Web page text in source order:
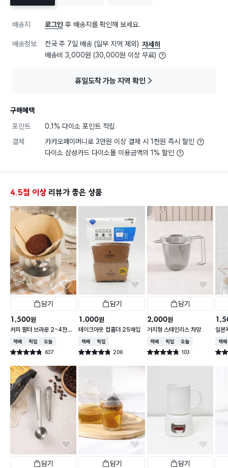
배송지 로그인 후 배송지를 확인해 보세요.
배송정보 전국 주 7일 배송 (일부 지역 제외) 자세히
배송비 3,000원 (30,000원 이상 무료)
휴일도착 가능 지역 확인
구매혜택
포인트
0.1% 다이소 포인트 적립
결제
카카오페이머니로 3만원 이상 결제 시 1천원 즉시 할인
다이소 삼성카드 다이소몰 이용금액의 1% 할인
4.5점 이상 리뷰가 좋은 상품
담기
1,500원
커피 필터 브라운 2~4잔용
100매
택배배송매장픽업오늘배송
별점 4.8점 637
건 작성
담기
1,000원
테이크아웃 컵홀더 25매입
택배배송매장픽업
별점 4.8점 206
건 작성
담기
2,000원
거치형 스테인리스 차망
택배배송매장픽업오늘배송
별점 4.8점 103
건 작성
일본
택배
별점
담기 담기 담기